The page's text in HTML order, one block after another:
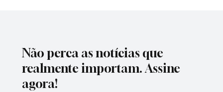
Não perca as notícias que
realmente importam. Assine
agora!